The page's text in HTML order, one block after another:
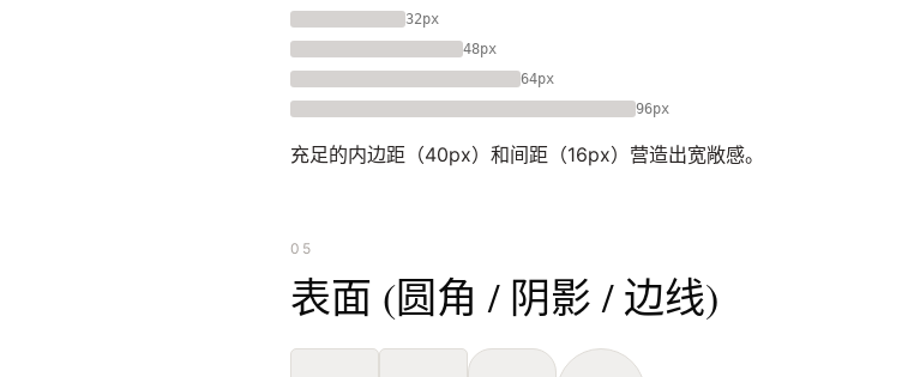
32px
48px
64px
96px
充足的内边距（40px）和间距（16px）营造出宽敞感。
05
表面 (圆角 / 阴影 / 边线)